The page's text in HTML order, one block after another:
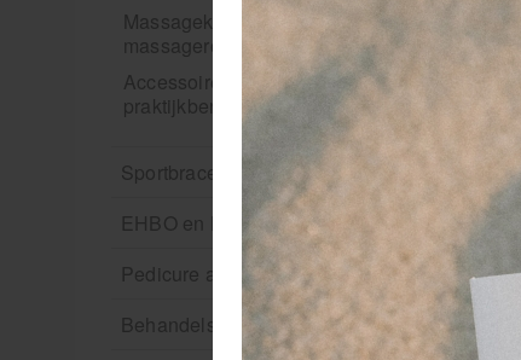
Massagekussens en
massagerollen
Accessoires en
praktijkbenodigdheden
Sportbraces
EHBO en BHV
Pedicure artikelen
Behandelstoel elektrisch